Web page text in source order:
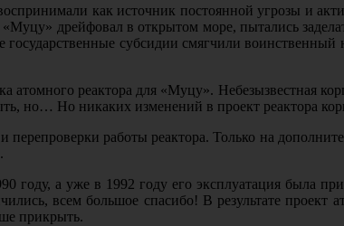
как источник постоянной угрозы и
дрейфовал в открытом море, пытались
субсидии смягчили воинственный
реактора для «Муцу». Небезызвестная
но… Но никаких изменений в проект реактора
работы реактора. Только на
году, а уже в 1992 году его эксплуатация была
всем большое спасибо! В результате проект
прикрыть.